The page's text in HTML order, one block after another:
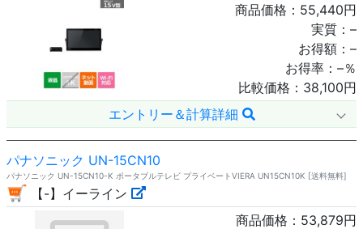
商品価格： 55,440円
実質： –
お得額： –
お得率： –％
比較価格： 38,100円
エントリー＆計算詳細
パナソニック UN-15CN10
パナソニック UN-15CN10-K ポータブルテレビ プライベートVIERA UN15CN10K [送料無料]
【-】イーライン
商品価格： 53,879円